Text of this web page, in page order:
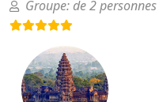
Groupe:de 2 personnes